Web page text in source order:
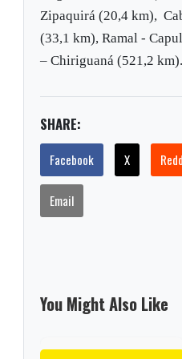
Zipaquirá (20,4 km),
(33,1 km), Ramal -
– Chiriguaná (521,2 km).
SHARE:
Facebook X
Email
You Might Also Like